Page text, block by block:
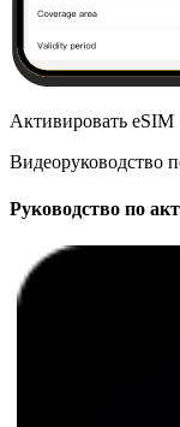
Активировать eSIM
Видеоруководство
Руководство по